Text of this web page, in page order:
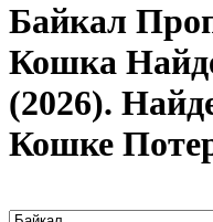
Байкал
Кошка
(2026).
Кошке